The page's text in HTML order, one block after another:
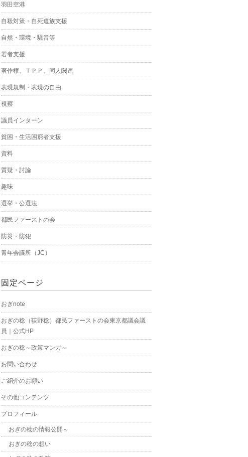
羽田空港
自殺対策・自死遺族支援
自然・環境・騒音等
若者支援
著作権、ＴＰＰ、同人関連
表現規制・表現の自由
視察
議員インターン
貧困・生活困窮者支援
資料
質疑・討論
趣味
選挙・公選法
都民ファーストの会
防災・防犯
青年会議所（JC）
固定ページ
おぎnote
おぎの稔（荻野稔）都民ファーストの会東京都議会議
員｜公式HP
おぎの稔～政策マンガ～
お問い合わせ
ご紹介のお願い
その他コンテンツ
プロフィール
おぎの稔の情報公開～
おぎの稔の想い